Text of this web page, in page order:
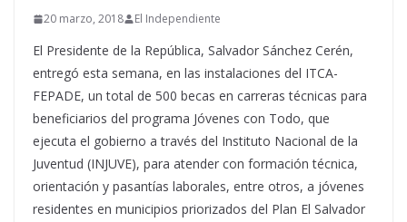
20 marzo, 2018 El Independiente
El Presidente de la República, Salvador Sánchez Cerén,
entregó esta semana, en las instalaciones del ITCA-
FEPADE, un total de 500 becas en carreras técnicas para
beneficiarios del programa Jóvenes con Todo, que
ejecuta el gobierno a través del Instituto Nacional de la
Juventud (INJUVE), para atender con formación técnica,
orientación y pasantías laborales, entre otros, a jóvenes
residentes en municipios priorizados del Plan El Salvador